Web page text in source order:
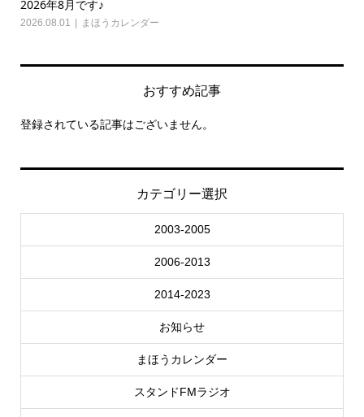
レンダー
おすすめ記事
登録されている記事はございません。
カテゴリー選択
2003-2005
2006-2013
2014-2023
お知らせ
まほうカレンダー
スタンドFMラジオ